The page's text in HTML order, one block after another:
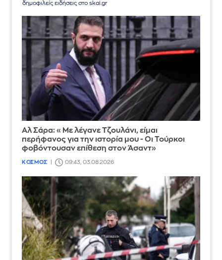
δημοφιλείς ειδήσεις στο skai.gr
Αλ Σάρα: «Με λέγανε Τζουλάνι, είμαι
περήφανος για την ιστορία μου - Οι Τούρκοι
φοβόντουσαν επίθεση στον Άσαντ»
ΚΟΣΜΟΣ 09:43, 03.08.2026